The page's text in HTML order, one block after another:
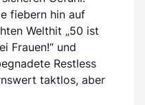
fiebern hin auf
Welthit „50 ist
Frauen!“ und
Restless
taktlos, aber